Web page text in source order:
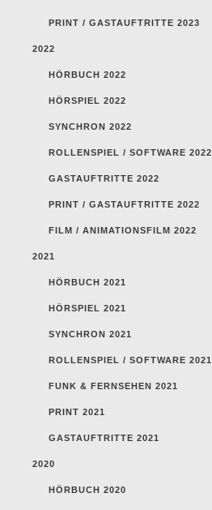
PRINT / GASTAUFTRITTE 2023
2022
HÖRBUCH 2022
HÖRSPIEL 2022
SYNCHRON 2022
ROLLENSPIEL / SOFTWARE 2022
GASTAUFTRITTE 2022
PRINT / GASTAUFTRITTE 2022
FILM / ANIMATIONSFILM 2022
2021
HÖRBUCH 2021
HÖRSPIEL 2021
SYNCHRON 2021
ROLLENSPIEL / SOFTWARE 2021
FUNK & FERNSEHEN 2021
PRINT 2021
GASTAUFTRITTE 2021
2020
HÖRBUCH 2020